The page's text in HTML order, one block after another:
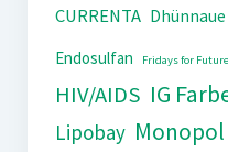
CURRENTA Dhünnaue
Endosulfan
Fridays for Future
HIV/AIDS IG
Lipobay Monopol